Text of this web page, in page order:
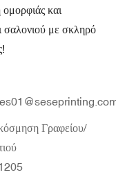
και
σαλονιού με σκληρό
Γραφείου/